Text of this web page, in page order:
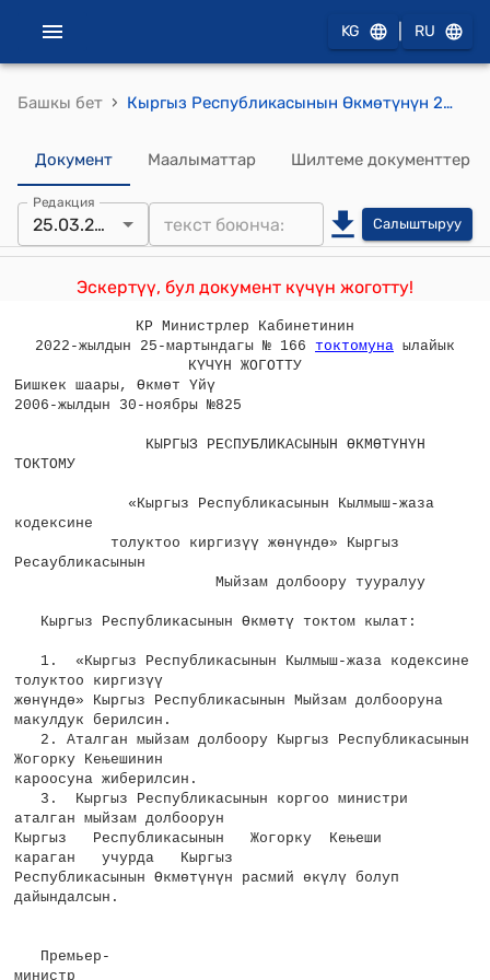
KG RU
Башкы бет › Кыргыз Республикасынын Өкмөтүнүн 2006-жылдын 30-ноябрындагы №825 «Кыргыз Республикасынын Кылмыш-жаза кодексине толуктоо киргизүү жөнүндө» Кыргыз Ресаубликасынын Мыйзам долбоору тууралуу" токтому
Документ Маалыматтар Шилтеме документтер
Редакция
25.03.2022 Салыштыруу
Эскертүү, бул документ күчүн жоготту!